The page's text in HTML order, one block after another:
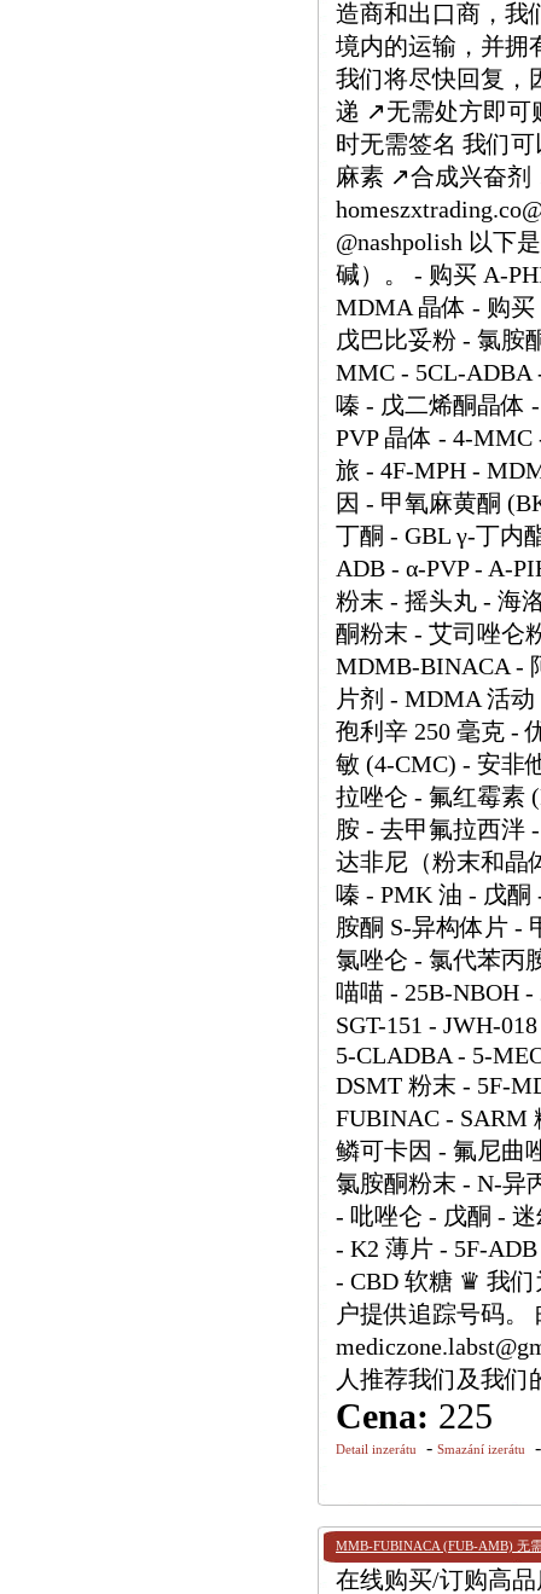
造商和出口商，我
境内的运输，并拥
我们将尽快回复，
递 ↗️无需处方即
时无需签名 我们
麻素 ↗️合成兴奋
@nashpolish 以下
碱）。 - 购买 A-
MDMA 晶体 - 购买
戊巴比妥粉 - 氯胺
MMC - 5CL-ADBA
嗪 - 戊二烯酮晶体
PVP 晶体 - 4-
旅 - 4F-MPH -
因 - 甲氧麻黄酮
丁酮 - GBL γ-丁内
ADB - α-PVP - A-
粉末 - 摇头丸 - 海
酮粉末 - 艾司唑仑
MDMB-BINACA -
片剂 - MDMA 活
孢利辛 250 毫克 -
敏 (4-CMC) - 安非
拉唑仑 - 氟红霉素
胺 - 去甲氟拉西泮
达非尼（粉末和晶
嗪 - PMK 油 - 戊酮
胺酮 S-异构体片 -
氯唑仑 - 氯代苯丙
喵喵 - 25B-NBOH
SGT-151 - JWH-
5-CLADBA - 5-
DSMT 粉末 - 5F-
FUBINAC - SARM
鳞可卡因 - 氟尼曲
氯胺酮粉末 - N-异
- 吡唑仑 - 戊酮 -
- K2 薄片 - 5F-
- CBD 软糖 ♛ 我们
户提供追踪号码。
人推荐我们及我们
Cena: 225
Detail inzerátu - Smazání izerátu
MMB-FUBINACA (FUB-AMB) 无
在线购买/订购高品